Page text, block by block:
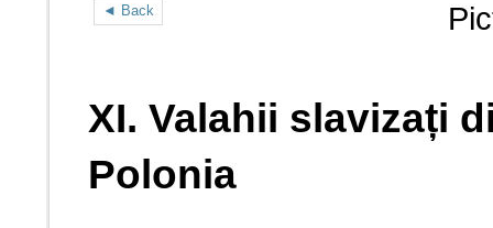
◄ Back
XI. Valahii slavizați
Polonia